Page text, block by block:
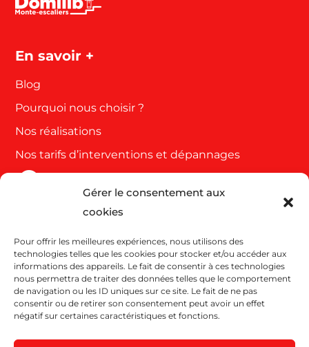
Gérer le consentement aux
cookies
Pour offrir les meilleures expériences, nous utilisons des
technologies telles que les cookies pour stocker et/ou accéder aux
informations des appareils. Le fait de consentir à ces technologies
nous permettra de traiter des données telles que le comportement
de navigation ou les ID uniques sur ce site. Le fait de ne pas
consentir ou de retirer son consentement peut avoir un effet
négatif sur certaines caractéristiques et fonctions.
En savoir +
Blog
Pourquoi nous choisir ?
Nos réalisations
Nos tarifs d’interventions et dépannages
Côte d'azur et Var
06110 Le Cannet
04 93 43 38 46
Bouches du Rhône, Vaucluse, Alpes, Gard et
Hérault Drôme